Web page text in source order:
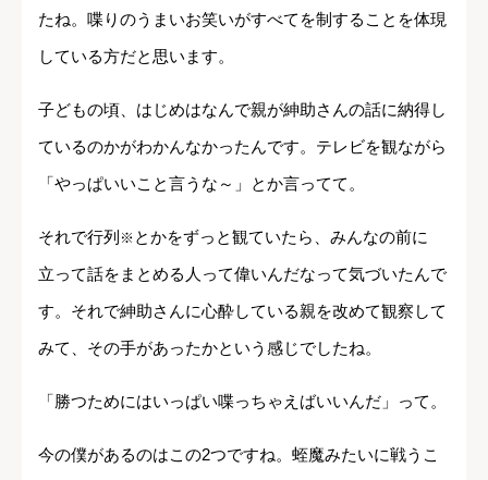
たね。喋りのうまいお笑いがすべてを制することを体現
している方だと思います。
子どもの頃、はじめはなんで親が紳助さんの話に納得し
ているのかがわかんなかったんです。テレビを観ながら
「やっぱいいこと言うな～」とか言ってて。
それで行列 ※ とかをずっと観ていたら、みんなの前に
立って話をまとめる人って偉いんだなって気づいたんで
す。それで紳助さんに心酔している親を改めて観察して
みて、その手があったかという感じでしたね。
「勝つためにはいっぱい喋っちゃえばいいんだ」って。
今の僕があるのはこの2つですね。蛭魔みたいに戦うこ